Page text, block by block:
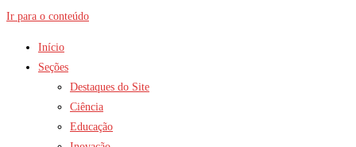
Ir para o conteúdo
Início
Seções
Destaques do Site
Ciência
Educação